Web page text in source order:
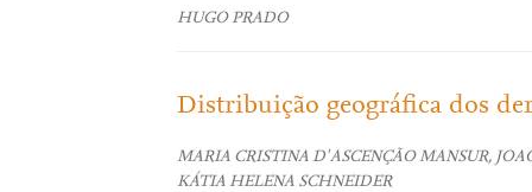
HUGO PRADO
Distribuição geográfica dos
MARIA CRISTINA D' ASCENÇÃO MANSUR,
KÁTIA HELENA SCHNEIDER